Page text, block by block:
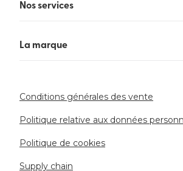
Nos services
La marque
Conditions générales des vente
Politique relative aux données
Politique de cookies
Supply chain